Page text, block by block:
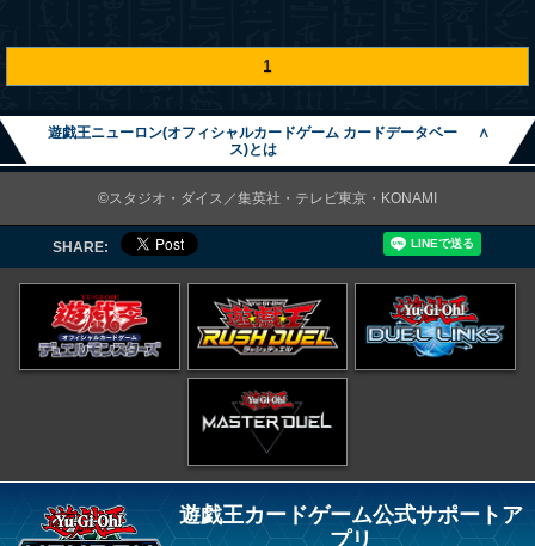
1
遊戯王ニューロン(オフィシャルカードゲーム カードデータベー
ス)とは
∧
©スタジオ・ダイス／集英社・テレビ東京・KONAMI
SHARE:
遊戯王カードゲーム公式サポートア
プリ